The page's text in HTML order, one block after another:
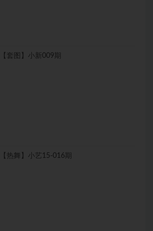
【套图】小新009期
【热舞】小艺15-016期